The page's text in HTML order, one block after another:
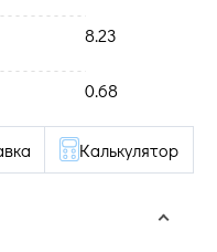
8.23
0.68
Калькулятор